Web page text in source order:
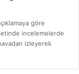
göre
incelemelerde
izleyerek